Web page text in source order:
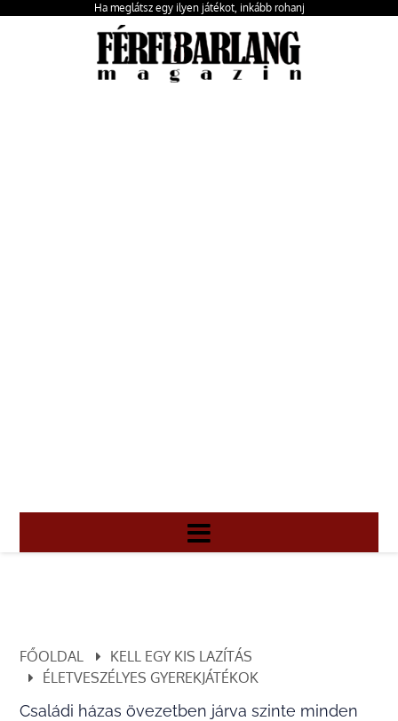
Ha meglátsz egy ilyen játékot, inkább rohanj
FŐOLDAL
KELL EGY KIS LAZÍTÁS
ÉLETVESZÉLYES GYEREKJÁTÉKOK
Családi házas övezetben járva szinte minden